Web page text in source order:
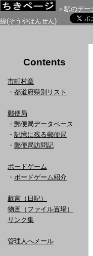
＞ 駅のデー
線(そうやほんせん)
Contents
市町村章
・ 都道府県別リスト
郵便局
・ 郵便局データベース
・ 記憶に残る郵便局
・ 郵便局訪問記
ボードゲーム
・ ボードゲーム紹介
戯言（日記）
物置（ファイル置場）
リンク集
管理人へメール